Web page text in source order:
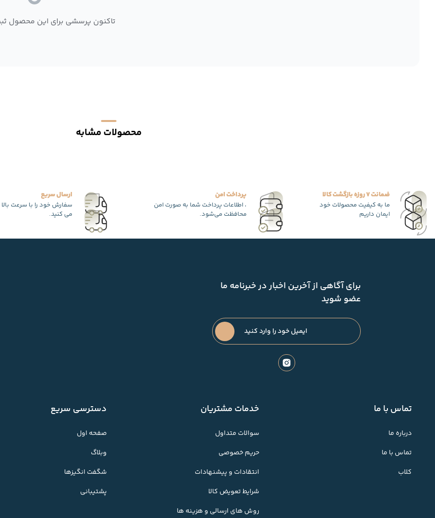
تاکنون پرسشی برای این محصول
محصولات مشابه
ضمانت 7 روزه بازگشت کالا
ما به کیفیت محصولات خود
ایمان داریم
پرداخت امن
، اطلاعات پرداخت شما به صورت امن
محافظت می‌شود.
ارسال سریع
سفارش خود را با سرعت
می کنید.
برای آگاهی از آخرین اخبار در خبرنامه ما
عضو شوید
تماس با ما
درباره ما
تماس با ما
کلاب
خدمات مشتریان
سوالات متداول
حریم خصوصی
انتقادات و پیشنهادات
شرایط تعویض کالا
روش های ارسالی و هزینه ها
دسترسی سریع
صفحه اول
وبلاگ
شگفت انگیزها
پشتیبانی